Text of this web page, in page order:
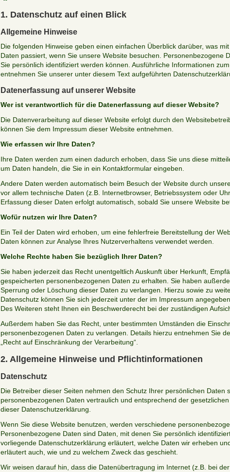
1. Datenschutz auf einen Blick
Allgemeine Hinweise
Die folgenden Hinweise geben einen einfachen Überblick darüber, was
Daten passiert, wenn Sie unsere Website besuchen. Personenbezogene
Sie persönlich identifiziert werden können. Ausführliche Informationen
entnehmen Sie unserer unter diesem Text aufgeführten
Datenerfassung auf unserer Website
Wer ist verantwortlich für die Datenerfassung auf dieser Website?
Die Datenverarbeitung auf dieser Website erfolgt durch den
können Sie dem Impressum dieser Website entnehmen.
Wie erfassen wir Ihre Daten?
Ihre Daten werden zum einen dadurch erhoben, dass Sie uns diese
um Daten handeln, die Sie in ein Kontaktformular eingeben.
Andere Daten werden automatisch beim Besuch der Website durch
vor allem technische Daten (z.B. Internetbrowser, Betriebssystem oder
Erfassung dieser Daten erfolgt automatisch, sobald Sie unsere Website
Wofür nutzen wir Ihre Daten?
Ein Teil der Daten wird erhoben, um eine fehlerfreie Bereitstellung der
Daten können zur Analyse Ihres Nutzerverhaltens verwendet werden.
Welche Rechte haben Sie bezüglich Ihrer Daten?
Sie haben jederzeit das Recht unentgeltlich Auskunft über Herkunft,
gespeicherten personenbezogenen Daten zu erhalten. Sie haben
Sperrung oder Löschung dieser Daten zu verlangen. Hierzu sowie zu
Datenschutz können Sie sich jederzeit unter der im Impressum
Des Weiteren steht Ihnen ein Beschwerderecht bei der zuständigen
Außerdem haben Sie das Recht, unter bestimmten Umständen die
personenbezogenen Daten zu verlangen. Details hierzu entnehmen Sie
„Recht auf Einschränkung der Verarbeitung“.
2. Allgemeine Hinweise und Pflichtinformationen
Datenschutz
Die Betreiber dieser Seiten nehmen den Schutz Ihrer persönlichen Daten
personenbezogenen Daten vertraulich und entsprechend der
dieser Datenschutzerklärung.
Wenn Sie diese Website benutzen, werden verschiedene
Personenbezogene Daten sind Daten, mit denen Sie persönlich
vorliegende Datenschutzerklärung erläutert, welche Daten wir erheben
erläutert auch, wie und zu welchem Zweck das geschieht.
Wir weisen darauf hin, dass die Datenübertragung im Internet (z.B. bei